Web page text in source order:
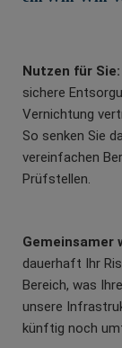
Nutzen für Sie:
sichere
Vernichtung
So senken Sie
vereinfachen
Prüfstellen.
Gemeinsamer
dauerhaft Ihr
Bereich, was
unsere
künftig noch